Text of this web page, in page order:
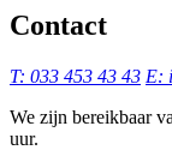
Contact
T: 033 453 43 43 E:
We zijn bereikbaar
uur.